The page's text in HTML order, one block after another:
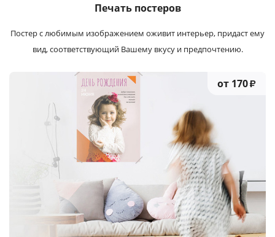
Печать постеров
Постер с любимым изображением оживит интерьер, придаст ему
вид, соответствующий Вашему вкусу и предпочтению.
от 170₽